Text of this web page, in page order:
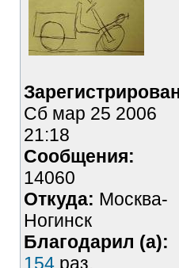
Сб мар 25 2006
21:18
Сообщения:
14060
Откуда: Москва-
Ногинск
Благодарил (а):
154 раз.